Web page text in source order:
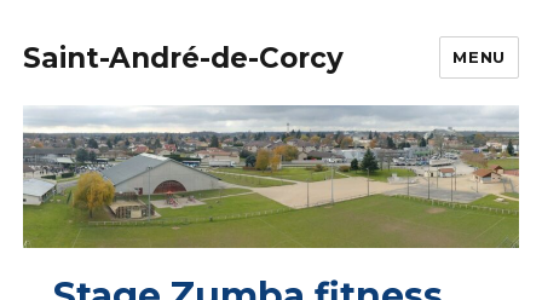
Saint-André-de-Corcy MENU